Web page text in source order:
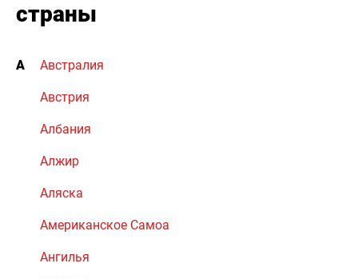
страны
А Австралия
Австрия
Албания
Алжир
Аляска
Американское Самоа
Ангилья